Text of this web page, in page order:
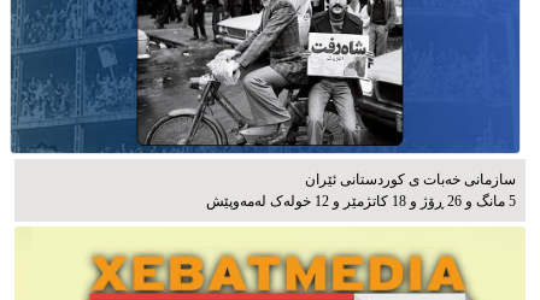
سازمانی خەبات ی كوردستانی ئێران
5 مانگ و 26 ڕۆژ و 18 کاتژمێر و 12 خوله‌ک له‌مه‌وپێش‌